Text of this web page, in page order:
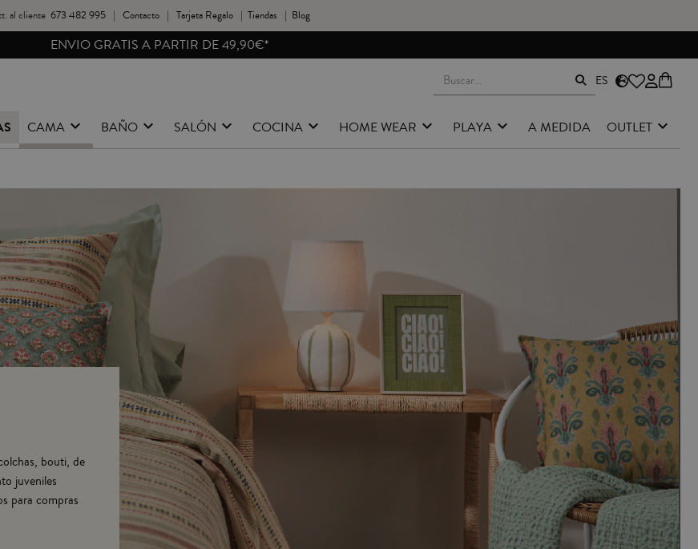
al cliente 673 482 995| Contacto| Tarjeta Regalo| Tiendas | Blog
REBAJAS HASTA -40%
ES
CAMA BAÑO SALÓN COCINA HOME WEAR PLAYA A MEDIDA OUTLET
bouti, de
juveniles
para compras